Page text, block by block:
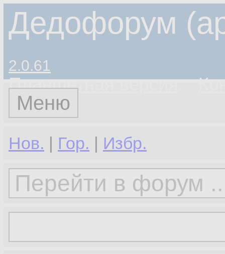
Дедофорум
2.0.61
Планшетная версия
Меню
Нов. | Гор. | Избр.